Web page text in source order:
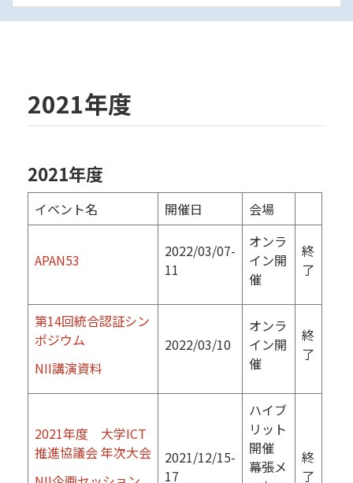
2021年度
2021年度
イベント名 開催日 会場
APAN53
2022/03/07-
11
オンラ
イン開
催
終
了
第14回統合認証シン
ポジウム
NII講演資料
2022/03/10
オンラ
イン開
催
終
了
2021年度 大学ICT
推進協議会 年次大会
2021/12/15-
17
ハイブ
リット
開催
幕張メ
終
了